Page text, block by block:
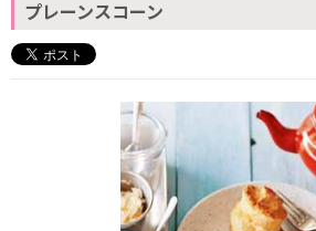
プレーンスコーン